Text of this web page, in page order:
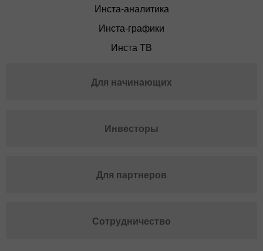
Инста-аналитика
Инста-графики
Инста ТВ
Для начинающих
Инвесторы
Для партнеров
Сотрудничество